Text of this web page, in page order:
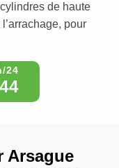
de haute
pour
Arsague